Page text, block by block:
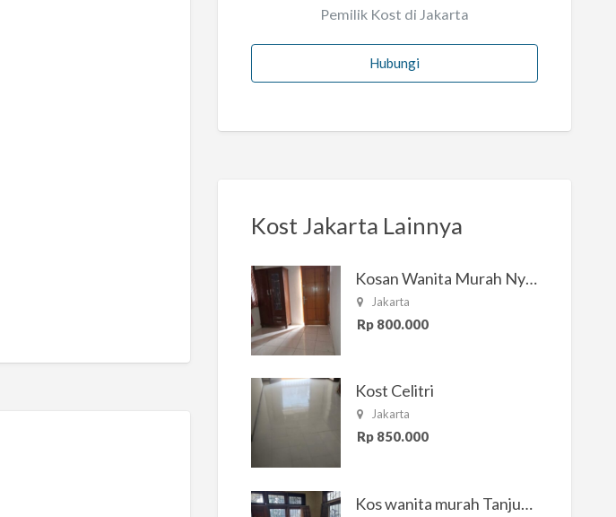
Pemilik Kost di Jakarta
Hubungi
Kost Jakarta Lainnya
Kosan Wanita Murah Nyaman di Jakarta Selatan
Jakarta
Rp 800.000
Kost Celitri
Jakarta
Rp 850.000
Kos wanita murah Tanjung Duren Jakarta Barat